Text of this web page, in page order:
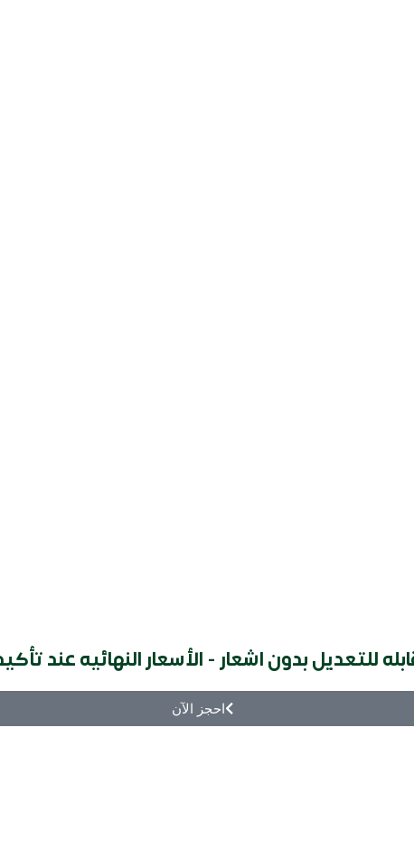
للتعديل بدون اشعار - الأسعار النهائيه عند
احجز الآن